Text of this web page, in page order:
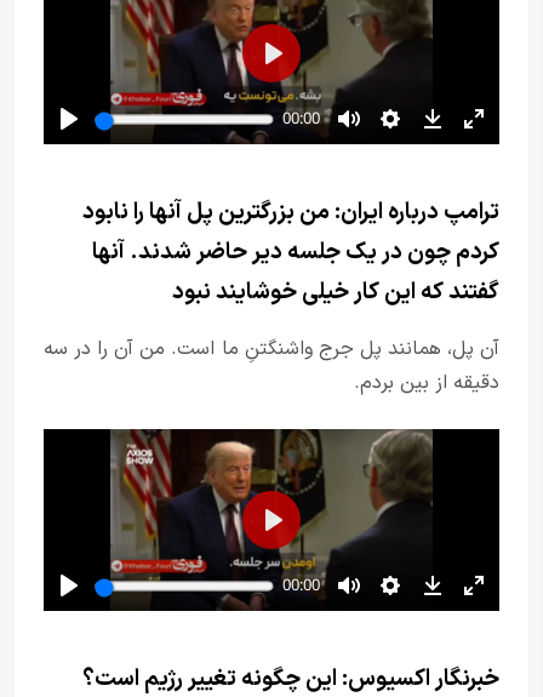
ترامپ درباره ایران: من بزرگترین پل آنها را نابود
کردم چون در یک جلسه دیر حاضر شدند. آنها
گفتند که این کار خیلی خوشایند نبود
آن پل، همانند پل جرج واشنگتنِ ما است. من آن را در سه
دقیقه از بین بردم.
خبرنگار اکسیوس: این چگونه تغییر رژیم است؟